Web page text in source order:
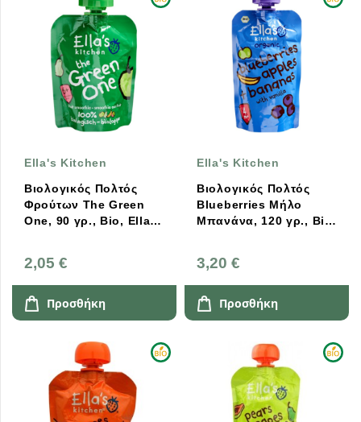
Ella's Kitchen
Βιολογικός Πολτός
Φρούτων The Green
One, 90 γρ., Bio, Ella's
2,05 €
Προσθήκη
Ella's Kitchen
Βιολογικός Πολτός
Blueberries Μήλο
Μπανάνα, 120 γρ., Bio,
3,20 €
Προσθήκη